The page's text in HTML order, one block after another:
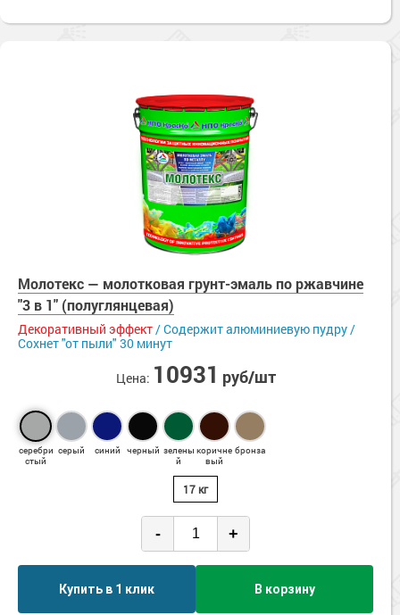
Молотекс — молотковая грунт-эмаль по ржавчине
"3 в 1" (полуглянцевая)
Декоративный эффект/ Содержит алюминиевую пудру /
Сохнет "от пыли" 30 минут
Цена: 10931 руб/шт
серебри
стый
серый синий черный зелены
й
коричне
вый
бронза
17 кг
- +
Купить в 1 клик В корзину